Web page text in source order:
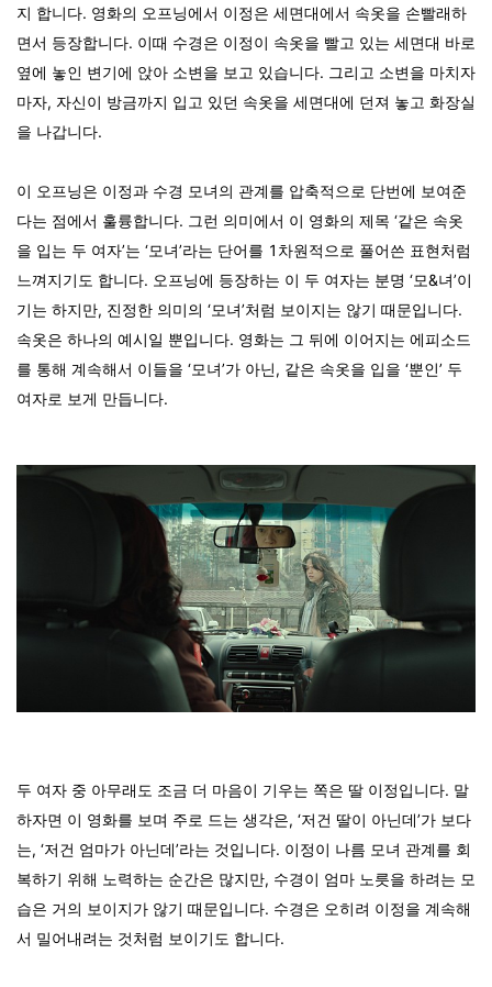
지 합니다. 영화의 오프닝에서 이정은 세면대에서 속옷을 손빨래하
면서 등장합니다. 이때 수경은 이정이 속옷을 빨고 있는 세면대 바로
옆에 놓인 변기에 앉아 소변을 보고 있습니다. 그리고 소변을 마치자
마자, 자신이 방금까지 입고 있던 속옷을 세면대에 던져 놓고 화장실
을 나갑니다.
이 오프닝은 이정과 수경 모녀의 관계를 압축적으로 단번에 보여준
다는 점에서 훌륭합니다. 그런 의미에서 이 영화의 제목 ‘같은 속옷
을 입는 두 여자’는 ‘모녀’라는 단어를 1차원적으로 풀어쓴 표현처럼
느껴지기도 합니다. 오프닝에 등장하는 이 두 여자는 분명 ‘모&녀’이
기는 하지만, 진정한 의미의 ‘모녀’처럼 보이지는 않기 때문입니다.
속옷은 하나의 예시일 뿐입니다. 영화는 그 뒤에 이어지는 에피소드
를 통해 계속해서 이들을 ‘모녀’가 아닌, 같은 속옷을 입을 ‘뿐인’ 두
여자로 보게 만듭니다.
두 여자 중 아무래도 조금 더 마음이 기우는 쪽은 딸 이정입니다. 말
하자면 이 영화를 보며 주로 드는 생각은, ‘저건 딸이 아닌데’가 보다
는, ‘저건 엄마가 아닌데’라는 것입니다. 이정이 나름 모녀 관계를 회
복하기 위해 노력하는 순간은 많지만, 수경이 엄마 노릇을 하려는 모
습은 거의 보이지가 않기 때문입니다. 수경은 오히려 이정을 계속해
서 밀어내려는 것처럼 보이기도 합니다.